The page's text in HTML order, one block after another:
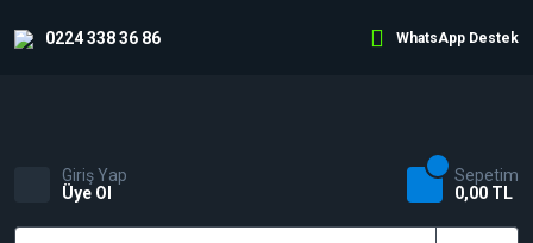
0224 338 36 86 WhatsApp Destek
Giriş Yap
Üye Ol
Sepetim
0,00 TL